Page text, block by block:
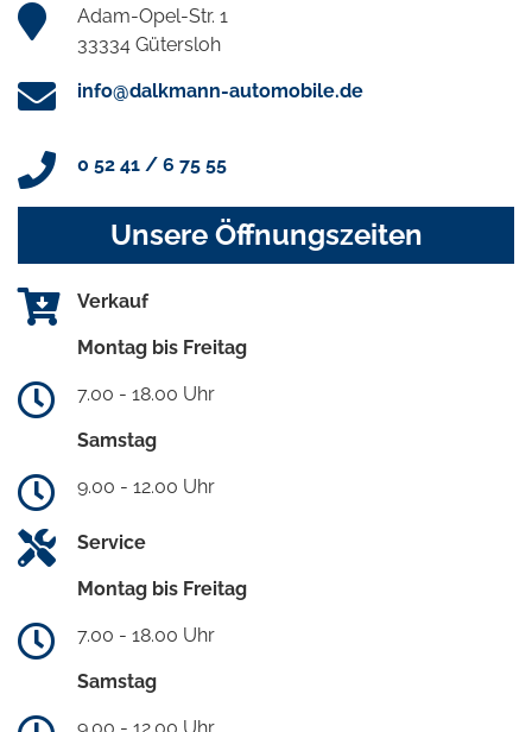
Adam-Opel-Str. 1
33334 Gütersloh
info@dalkmann-automobile.de
0 52 41 / 6 75 55
Unsere Öffnungszeiten
Verkauf
Montag bis Freitag
7.00 - 18.00 Uhr
Samstag
9.00 - 12.00 Uhr
Service
Montag bis Freitag
7.00 - 18.00 Uhr
Samstag